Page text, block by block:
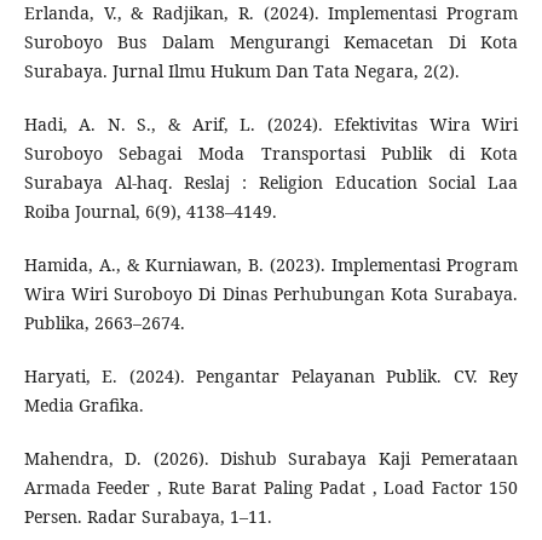
Erlanda, V., & Radjikan, R. (2024). Implementasi Program
Suroboyo Bus Dalam Mengurangi Kemacetan Di Kota
Surabaya. Jurnal Ilmu Hukum Dan Tata Negara, 2(2).
Hadi, A. N. S., & Arif, L. (2024). Efektivitas Wira Wiri
Suroboyo Sebagai Moda Transportasi Publik di Kota
Surabaya Al-haq. Reslaj : Religion Education Social Laa
Roiba Journal, 6(9), 4138–4149.
Hamida, A., & Kurniawan, B. (2023). Implementasi Program
Wira Wiri Suroboyo Di Dinas Perhubungan Kota Surabaya.
Publika, 2663–2674.
Haryati, E. (2024). Pengantar Pelayanan Publik. CV. Rey
Media Grafika.
Mahendra, D. (2026). Dishub Surabaya Kaji Pemerataan
Armada Feeder , Rute Barat Paling Padat , Load Factor 150
Persen. Radar Surabaya, 1–11.